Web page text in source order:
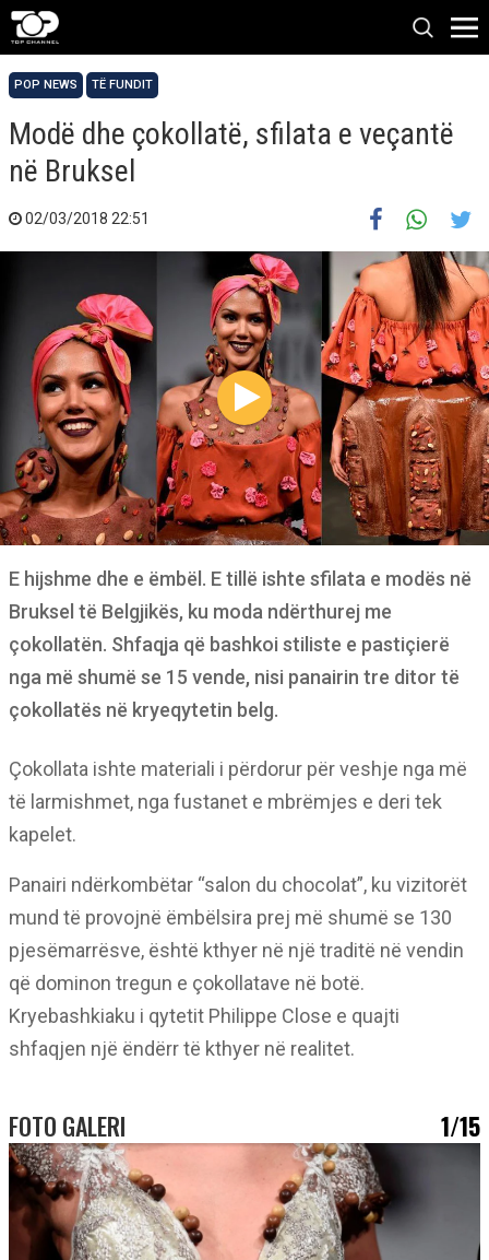
POP NEWS TË FUNDIT
Modë dhe çokollatë, sfilata e veçantë
në Bruksel
02/03/2018 22:51
E hijshme dhe e ëmbël. E tillë ishte sfilata e modës në
Bruksel të Belgjikës, ku moda ndërthurej me
çokollatën. Shfaqja që bashkoi stiliste e pastiçierë
nga më shumë se 15 vende, nisi panairin tre ditor të
çokollatës në kryeqytetin belg.
Çokollata ishte materiali i përdorur për veshje nga më
të larmishmet, nga fustanet e mbrëmjes e deri tek
kapelet.
Panairi ndërkombëtar “salon du chocolat”, ku vizitorët
mund të provojnë ëmbëlsira prej më shumë se 130
pjesëmarrësve, është kthyer në një traditë në vendin
që dominon tregun e çokollatave në botë.
Kryebashkiaku i qytetit Philippe Close e quajti
shfaqjen një ëndërr të kthyer në realitet.
FOTO GALERI 1/15